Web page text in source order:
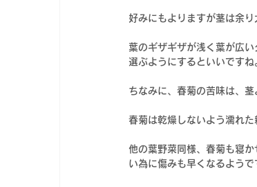
好みにもよりますが茎は余
葉のギザギザが浅く葉が広
選ぶようにするといいですね
ちなみに、春菊の苦味は、
春菊は乾燥しないよう濡れ
他の葉野菜同様、春菊も寝
い為に傷みも早くなるよう